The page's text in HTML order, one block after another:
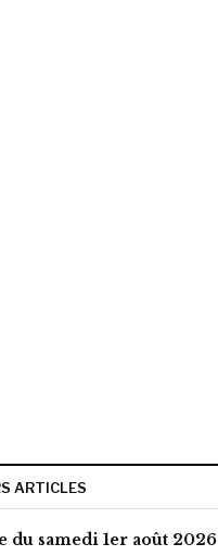
ARTICLES
du samedi 1er août 2026